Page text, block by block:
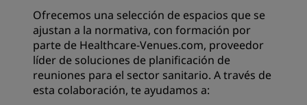
Ofrecemos una selección de espacios que se
ajustan a la normativa, con formación por
parte de Healthcare-Venues.com, proveedor
líder de soluciones de planificación de
reuniones para el sector sanitario. A través de
esta colaboración, te ayudamos a: